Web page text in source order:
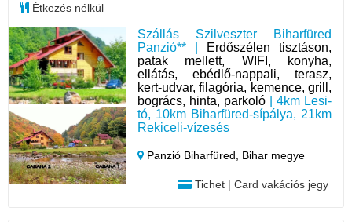
Szállás Szilveszter Biharfüred
Panzió** |
Erdőszélen tisztáson,
patak mellett, WIFI, konyha,
ellátás, ebédlő-nappali, terasz,
kert-udvar, filagória, kemence, grill,
bogrács, hinta, parkoló | 4km Lesi-
tó, 10km Biharfüred-sípálya, 21km
Rekiceli-vízesés
Panzió Biharfüred, Bihar megye
Tichet | Card vakációs jegy
Étkezés nélkül